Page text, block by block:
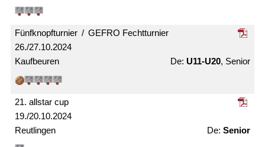
26./27.10.2024
Fünfknopf­turnier / GEFRO Fecht­turnier
Kaufbeuren U11-U20, Senior
19./20.10.2024
21. allstar cup
Reutlingen Senior